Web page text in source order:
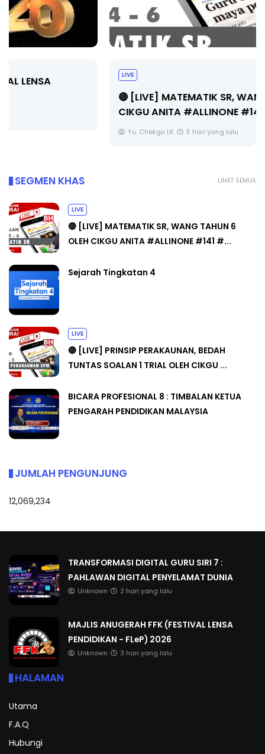
🔴 [LIVE] MATEMATIK SR, WANG TAHUN 6 OLEH
CIKGU ANITA #ALLINONE #141 #...
5 hari yang lalu
LIHAT SEMUA
SEGMEN KHAS
LIVE
🔴 [LIVE] MATEMATIK SR, WANG TAHUN 6
OLEH CIKGU ANITA #ALLINONE #141 #...
Sejarah Tingkatan 4
LIVE
🔴 [LIVE] PRINSIP PERAKAUNAN, BEDAH
TUNTAS SOALAN 1 TRIAL OLEH CIKGU ...
BICARA PROFESIONAL 8 : TIMBALAN KETUA
PENGARAH PENDIDIKAN MALAYSIA
JUMLAH PENGUNJUNG
12,069,234
TRANSFORMASI DIGITAL GURU SIRI 7 :
PAHLAWAN DIGITAL PENYELAMAT DUNIA
Unknown 2 hari yang lalu
MAJLIS ANUGERAH FFK (FESTIVAL LENSA
PENDIDIKAN - FLeP) 2026
Unknown 3 hari yang lalu
HALAMAN
Utama
F.A.Q
Hubungi